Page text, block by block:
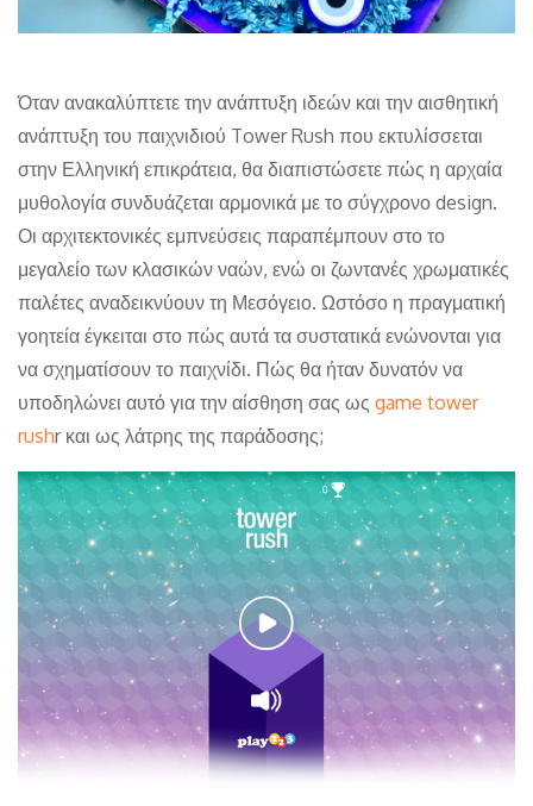
Όταν ανακαλύπτετε την ανάπτυξη ιδεών και την αισθητική
ανάπτυξη του παιχνιδιού Tower Rush που εκτυλίσσεται
στην Ελληνική επικράτεια, θα διαπιστώσετε πώς η αρχαία
μυθολογία συνδυάζεται αρμονικά με το σύγχρονο design.
Οι αρχιτεκτονικές εμπνεύσεις παραπέμπουν στο το
μεγαλείο των κλασικών ναών, ενώ οι ζωντανές χρωματικές
παλέτες αναδεικνύουν τη Μεσόγειο. Ωστόσο η πραγματική
γοητεία έγκειται στο πώς αυτά τα συστατικά ενώνονται για
να σχηματίσουν το παιχνίδι. Πώς θα ήταν δυνατόν να
υποδηλώνει αυτό για την αίσθηση σας ως game tower
rushr και ως λάτρης της παράδοσης;